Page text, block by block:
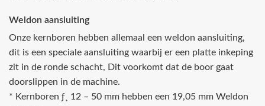
Weldon aansluiting
Onze kernboren hebben allemaal een weldon aansluiting,
dit is een speciale aansluiting waarbij er een platte inkeping
zit in de ronde schacht, Dit voorkomt dat de boor gaat
doorslippen in de machine.
* Kernboren ƒ¸ 12 – 50 mm hebben een 19,05 mm Weldon